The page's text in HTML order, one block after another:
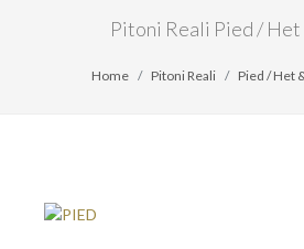
Pitoni Reali Pied / Het
Home Pitoni Reali Pied / Het